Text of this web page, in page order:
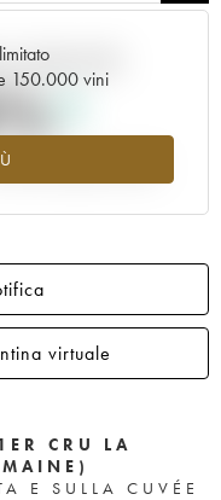
150.000 vini
tempo reale
2026 rispetto al 2025
virtuale
CRU LA
E SULLA CUVÉE